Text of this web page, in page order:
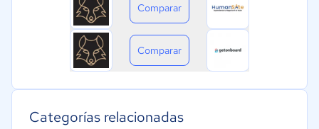
Comparar
Comparar
Categorías relacionadas